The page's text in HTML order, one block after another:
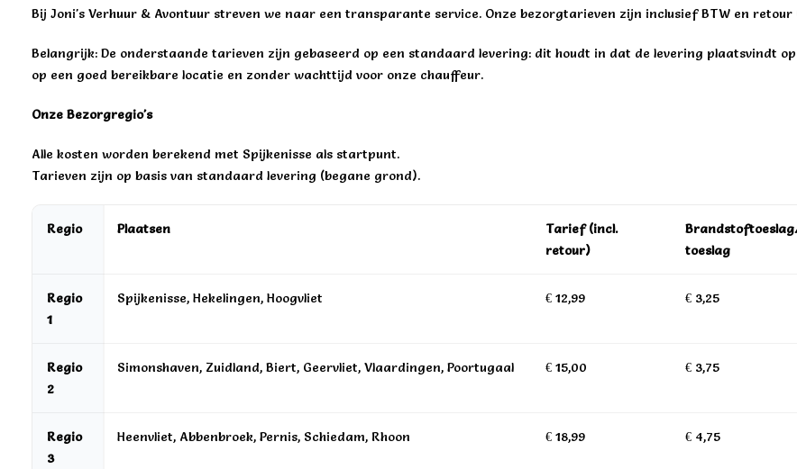
Bij Joni's Verhuur & Avontuur streven we naar een transparante service. Onze bezorgtarieven zijn inclusief BTW en
Belangrijk: De onderstaande tarieven zijn gebaseerd op een standaard levering: dit houdt in dat de levering plaatsvindt
op een goed bereikbare locatie en zonder wachttijd voor onze chauffeur.
Onze Bezorgregio's
Alle kosten worden berekend met Spijkenisse als startpunt.
Tarieven zijn op basis van standaard levering (begane grond).
Regio Plaatsen
Tarief (incl.
retour)
toeslag
Regio
1
Spijkenisse, Hekelingen, Hoogvliet € 12,99 € 3,25
Regio
2
Simonshaven, Zuidland, Biert, Geervliet, Vlaardingen, Poortugaal € 15,00 € 3,75
Regio
3
Heenvliet, Abbenbroek, Pernis, Schiedam, Rhoon € 18,99 € 4,75